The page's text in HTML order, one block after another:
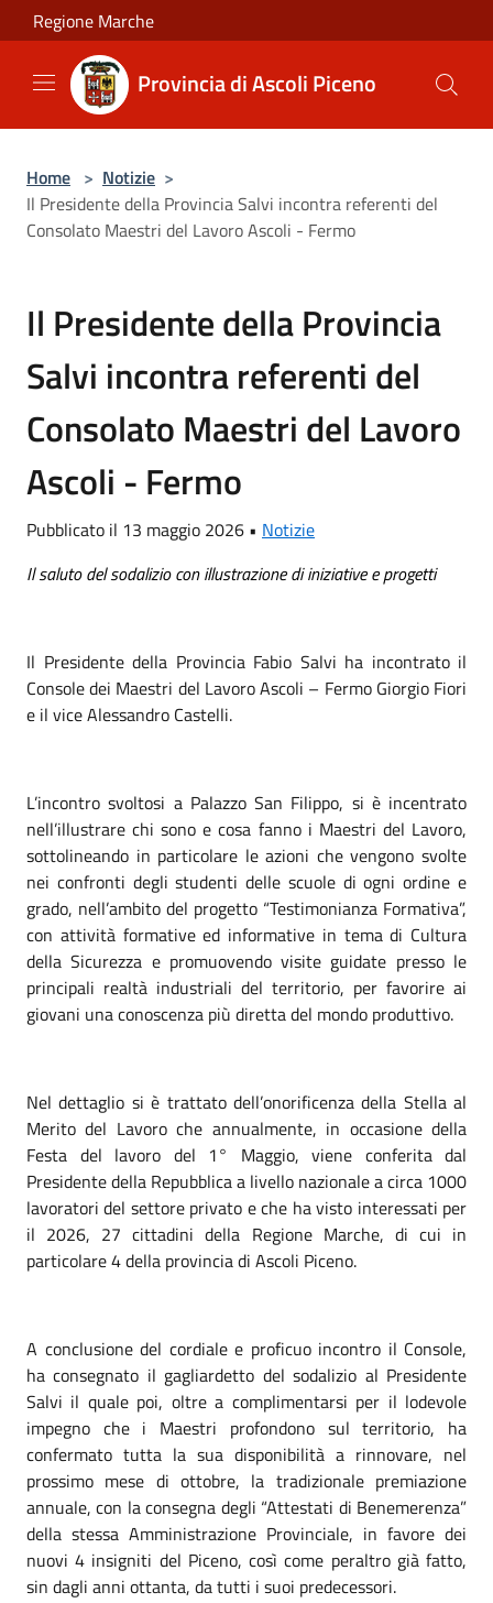
Salta al contenuto principale
Regione Marche
Provincia di Ascoli Piceno
Home > Notizie >
Il Presidente della Provincia Salvi incontra referenti del
Consolato Maestri del Lavoro Ascoli - Fermo
Il Presidente della Provincia
Salvi incontra referenti del
Consolato Maestri del Lavoro
Ascoli - Fermo
Pubblicato il 13 maggio 2026 • Notizie
Il saluto del sodalizio con illustrazione di iniziative e progetti
Il Presidente della Provincia Fabio Salvi ha incontrato il
Console dei Maestri del Lavoro Ascoli – Fermo Giorgio Fiori
e il vice Alessandro Castelli.
L’incontro svoltosi a Palazzo San Filippo, si è incentrato
nell’illustrare chi sono e cosa fanno i Maestri del Lavoro,
sottolineando in particolare le azioni che vengono svolte
nei confronti degli studenti delle scuole di ogni ordine e
grado, nell’ambito del progetto “Testimonianza Formativa”,
con attività formative ed informative in tema di Cultura
della Sicurezza e promuovendo visite guidate presso le
principali realtà industriali del territorio, per favorire ai
giovani una conoscenza più diretta del mondo produttivo.
Nel dettaglio si è trattato dell’onorificenza della Stella al
Merito del Lavoro che annualmente, in occasione della
Festa del lavoro del 1° Maggio, viene conferita dal
Presidente della Repubblica a livello nazionale a circa 1000
lavoratori del settore privato e che ha visto interessati per
il 2026, 27 cittadini della Regione Marche, di cui in
particolare 4 della provincia di Ascoli Piceno.
A conclusione del cordiale e proficuo incontro il Console,
ha consegnato il gagliardetto del sodalizio al Presidente
Salvi il quale poi, oltre a complimentarsi per il lodevole
impegno che i Maestri profondono sul territorio, ha
confermato tutta la sua disponibilità a rinnovare, nel
prossimo mese di ottobre, la tradizionale premiazione
annuale, con la consegna degli “Attestati di Benemerenza”
della stessa Amministrazione Provinciale, in favore dei
nuovi 4 insigniti del Piceno, così come peraltro già fatto,
sin dagli anni ottanta, da tutti i suoi predecessori.